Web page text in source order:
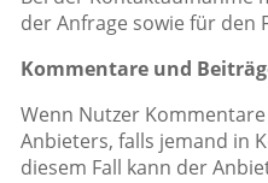
der Anfrage sowie für den
Kommentare und
Wenn Nutzer
Anbieters, falls jemand in
diesem Fall kann der